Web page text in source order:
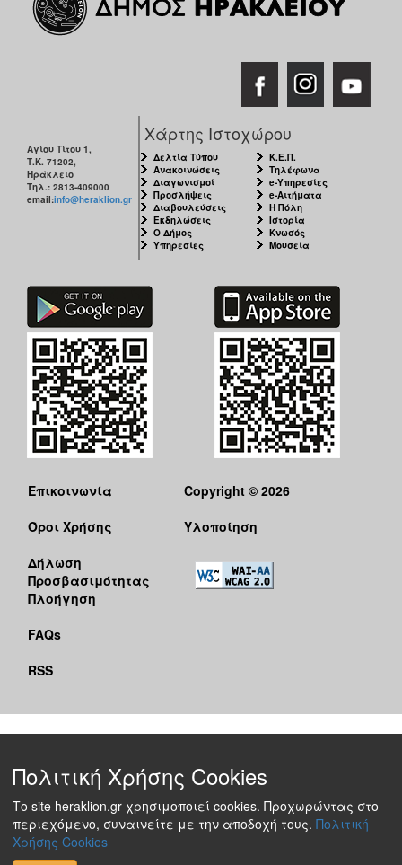
Αγίου Τίτου 1,
Τ.Κ. 71202,
Ηράκλειο
Τηλ.: 2813-409000
email:info@heraklion.gr
Χάρτης Ιστοχώρου
Δελτία Τύπου
Ανακοινώσεις
Διαγωνισμοί
Προσλήψεις
Διαβουλεύσεις
Εκδηλώσεις
Ο Δήμος
Υπηρεσίες
Κ.Ε.Π.
Τηλέφωνα
e-Υπηρεσίες
e-Αιτήματα
Η Πόλη
Ιστορία
Κνωσός
Μουσεία
Επικοινωνία
Όροι Χρήσης
Δήλωση
Προσβασιμότητας
Πλοήγηση
FAQs
RSS
Copyright © 2026
Υλοποίηση
Πολιτική Χρήσης Cookies
Το site heraklion.gr χρησιμοποιεί cookies. Προχωρώντας στο
περιεχόμενο, συναινείτε με την αποδοχή τους. Πολιτική
Χρήσης Cookies